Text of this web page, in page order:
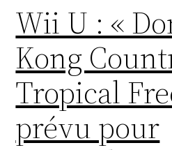
Wii U : «
Kong
Tropical
prévu pour